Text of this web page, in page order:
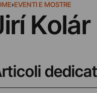
›EVENTI E MOSTRE
Kolár
Facebook
X
LinkedIn